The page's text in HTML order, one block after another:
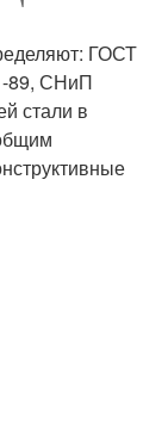
ГОСТ
89, СНиП
стали в